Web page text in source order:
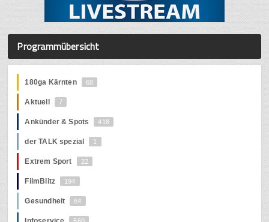
Programmübersicht
180ga Kärnten 68
Aktuell 7
Ankünder & Spots 418
der TALK spezial 1
Extrem Sport 22
FilmBlitz 194
Gesundheit 64